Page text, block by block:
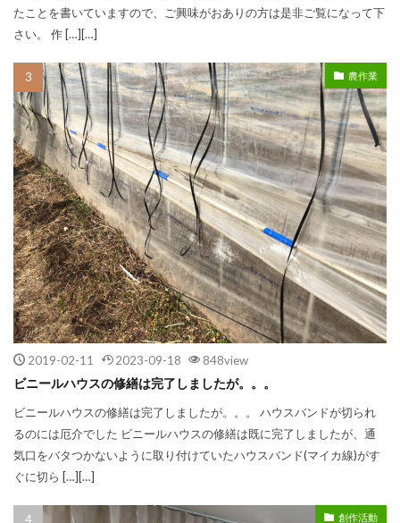
たことを書いていますので、ご興味がおありの方は是非ご覧になって下
さい。 作 […][…]
農作業
2019-02-11 2023-09-18 848view
ビニールハウスの修繕は完了しましたが。。。
ビニールハウスの修繕は完了しましたが。。。 ハウスバンドが切られ
るのには厄介でした ビニールハウスの修繕は既に完了しましたが、通
気口をバタつかないように取り付けていたハウスバンド(マイカ線)がす
ぐに切ら […][…]
創作活動